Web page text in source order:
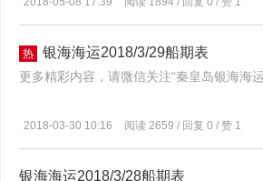
15日空北 460005月14日空北 470005月
510005月16日空北 530005月15日空北
空北 570005月15日空北 570005月17日
热 银海海运2018/3/29船期表
更多精彩内容，请微信关注“秦皇岛银海海
2018-03-30 10:16 阅读 2659 / 回复 0 / 赞 1
银海海运2018/3/28船期表